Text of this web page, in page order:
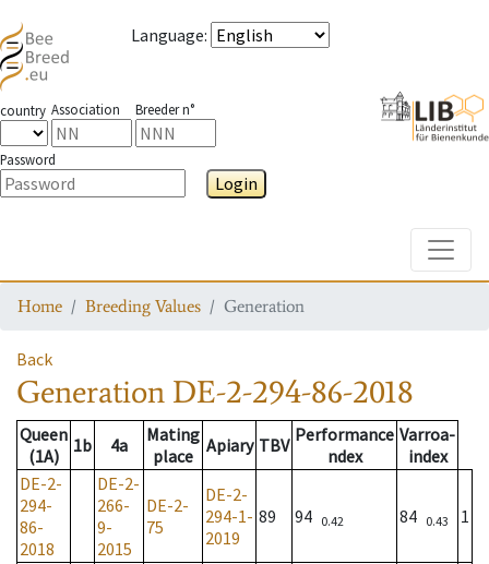
Language:
country Association Breeder n°
Password
Login
Home Breeding Values Generation
Back
Generation DE-2-294-86-2018
Queen
(1A)
1b 4a
Mating
place Apiary TBV Performance
ndex
Varroa-
index
DE-2-
294-
86-
2018
DE-2-
266-
9-
2015
DE-2-
75
DE-2-
294-1-
2019
89 94 0.42 84 0.43 1